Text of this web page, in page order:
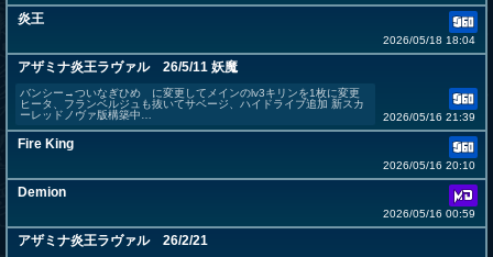
炎王
2026/05/18 18:04
アザミナ炎王ラヴァル 26/5/11 妖魔
バンシー→ついなぎひめ に変更してメインのlv3キリンを1枚に変更
ヒータ、フランベルジュも抜いてサベージ、ハイドライブ追加 新スカ
ーレッドノヴァ版構築中…
2026/05/16 21:39
Fire King
2026/05/16 20:10
Demion
2026/05/16 00:59
アザミナ炎王ラヴァル 26/2/21